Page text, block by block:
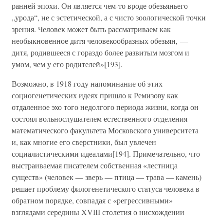
ранней эпохи. Он является чем-то вроде обезьяньего
„урода“, не с эстетической, а с чисто зоологической точки
зрения. Человек может быть рассматриваем как
необыкновенное дитя человекообразных обезьян, —
дитя, родившееся с гораздо более развитым мозгом и
умом, чем у его родителей»[193].
Возможно, в 1918 году напоминание об этих
социогенетических идеях пришло к Ремизову как
отдаленное эхо того недолгого периода жизни, когда он
состоял вольнослушателем естественного отделения
математического факультета Московского университета
и, как многие его сверстники, был увлечен
социалистическими идеалами[194]. Примечательно, что
выстраиваемая писателем собственная «лестница
существ» (человек — зверь — птица — трава — камень)
решает проблему филогенетического статуса человека в
обратном порядке, совпадая с «регрессивными»
взглядами середины XVIII столетия о нисхождении